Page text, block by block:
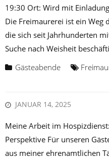
19:30 Ort: Wird mit
Die Freimaurerei ist ein Weg
die sich seit Jahrhunderten
Suche nach Weisheit
Gästeabende
JANUAR 14, 2025
Meine Arbeit im
Perspektive Für unseren
aus meiner ehrenamtlichen